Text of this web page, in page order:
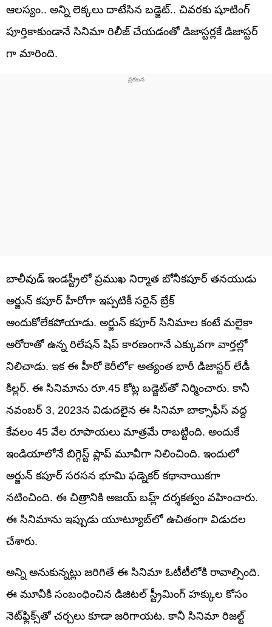
ఆలస్యం.. అన్ని లెక్కలు దాటేసిన బడ్జెట్.. చివరకు షూటింగ్
పూర్తికాకుండానే సినిమా రిలీజ్ చేయడంతో డిజాస్టర్లకే డిజాస్టర్
గా మారింది.
బాలీవుడ్ ఇండస్ట్రీలో ప్రముఖ నిర్మాత బోనీకపూర్ తనయుడు
అర్జున్ కపూర్ హీరోగా ఇప్పటికీ సరైన్ బ్రేక్
అందుకోలేకపోయాడు. అర్జున్ కపూర్ సినిమాల కంటే మలైకా
అరోరాతో ఉన్న రిలేషన్ షిప్ కారణంగానే ఎక్కువగా వార్తల్లో
నిలిచాడు. ఇక ఈ హీరో కెరీర్‍లో అత్యంత భారీ డిజాస్టర్ లేడీ
కిల్లర్. ఈ సినిమాను రూ.45 కోట్ల బడ్జెట్‌తో నిర్మించారు. కానీ
నవంబర్ 3, 2023న విడుదలైన ఈ సినిమా బాక్సాఫీస్ వద్ద
కేవలం 45 వేల రూపాయలు మాత్రమే రాబట్టింది. అందుకే
ఇండియాలోనే బిగ్గెస్ట్ ప్లాప్ మూవీగా నిలించింది. ఇందులో
అర్జున్ కపూర్ సరసన భూమి ఫడ్నెకర్ కథానాయికగా
నటించింది. ఈ చిత్రానికి అజయ్ బహ్ల్ దర్శకత్వం వహించారు.
ఈ సినిమాను ఇప్పుడు యూట్యూబ్‌లో ఉచితంగా విడుదల
చేశారు.
అన్ని అనుకున్నట్లు జరిగితే ఈ సినిమా ఓటీటీలోకి రావాల్సింది.
ఈ మూవీకి సంబంధించిన డిజిటల్ స్ట్రీమింగ్ హక్కుల కోసం
నెట్‌ఫ్లిక్స్‌తో చర్చలు కూడా జరిగాయట. కానీ సినిమా రిజల్ట్